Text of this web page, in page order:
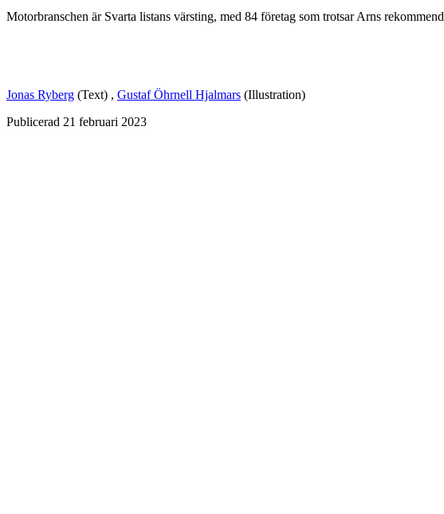
Motorbranschen är Svarta listans värsting, med 84 företag som trotsar Arns
Jonas Ryberg (Text) , Gustaf Öhrnell Hjalmars (Illustration)
Publicerad 21 februari 2023